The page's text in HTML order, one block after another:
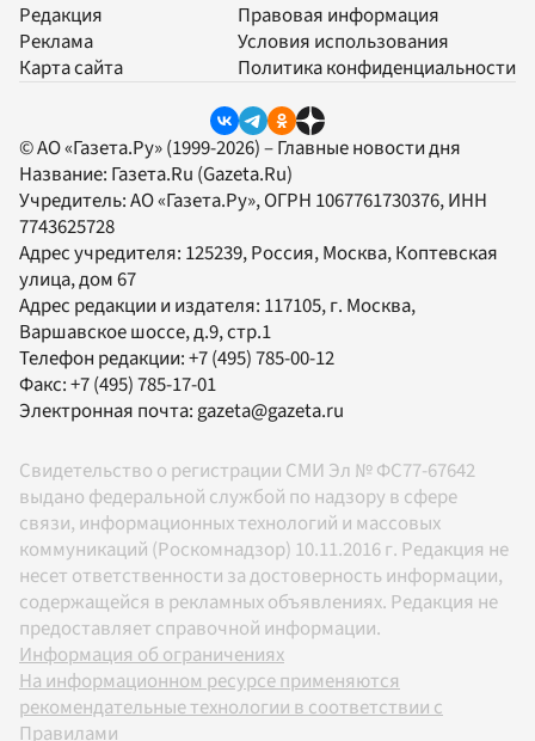
Редакция
Реклама
Карта сайта
Правовая информация
Условия использования
Политика конфиденциальности
© АО «Газета.Ру» (1999-2026) – Главные новости дня
Название: Газета.Ru (Gazeta.Ru)
Учредитель:АО «Газета.Ру», ОГРН 1067761730376, ИНН
7743625728
Адрес учредителя: 125239, Россия, Москва, Коптевская
улица, дом 67
Адрес редакции и издателя: 117105, г. Москва,
Варшавское шоссе, д.9, стр.1
Телефон редакции:+7 (495) 785-00-12
Факс:+7 (495) 785-17-01
Электронная почта: gazeta@gazeta.ru
Свидетельство о регистрации СМИ Эл № ФС77-67642
выдано федеральной службой по надзору в сфере
связи, информационных технологий и массовых
коммуникаций (Роскомнадзор) 10.11.2016 г. Редакция не
несет ответственности за достоверность информации,
содержащейся в рекламных объявлениях. Редакция не
предоставляет справочной информации.
Информация об ограничениях
На информационном ресурсе применяются
рекомендательные технологии в соответствии с
Правилами